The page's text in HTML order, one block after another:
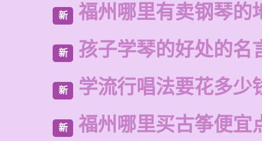
新 福州哪里有卖钢琴的
新 孩子学琴的好处的名
新 学流行唱法要花多少
新 福州哪里买古筝便宜